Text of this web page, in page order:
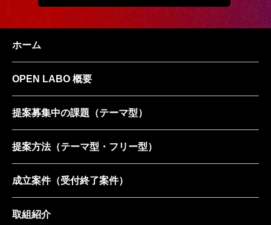
ホーム
OPEN LABO 概要
提案募集中の課題 （テーマ型）
提案方法（テーマ型・フリー型）
成立案件（受付終了案件）
取組紹介